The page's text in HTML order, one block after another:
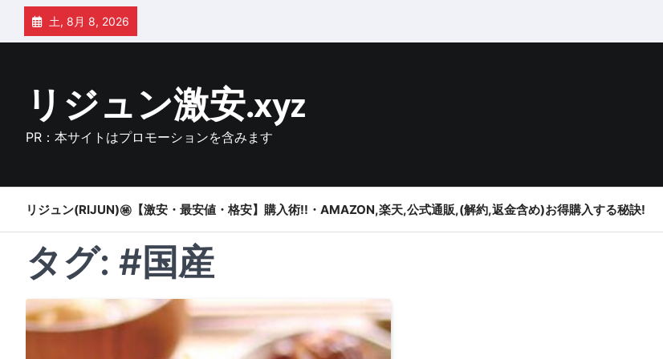
Skip
content
土, 8月 8, 2026
リジュン激安.xyz
PR：本サイトはプロモーションを含みます
リジュン(RIJUN)㊙【激安・最安値・格安】購入術!!・AMAZON,楽天,公式通販,(解約,返金含め)お得購入する秘訣!
タグ: #国産